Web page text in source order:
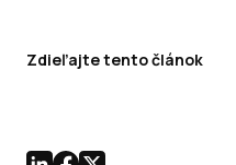
Zdieľajte tento článok